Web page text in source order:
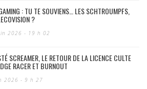
: TU TE SOUVIENS… LES SCHTROUMPFS,
?
2026 - 19 h 02
SCREAMER, LE RETOUR DE LA LICENCE CULTE
RACER ET BURNOUT
2026 - 9 h 27